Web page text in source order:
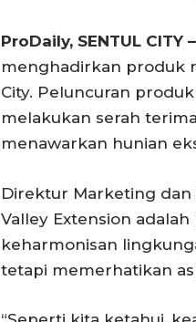
ProDaily, SENTUL CITY –
menghadirkan produk
City. Peluncuran
melakukan serah
menawarkan hunian
Direktur Marketing dan
Valley Extension
keharmonisan
tetapi memerhatikan